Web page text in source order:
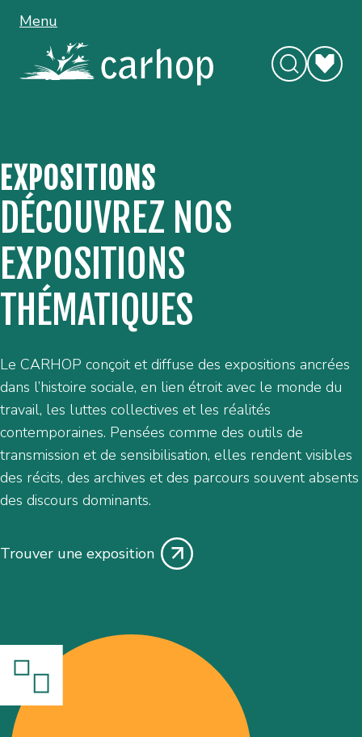
Menu
EXPOSITIONS
DÉCOUVREZ NOS
EXPOSITIONS
THÉMATIQUES
Le CARHOP conçoit et diffuse des expositions ancrées
dans l’histoire sociale, en lien étroit avec le monde du
travail, les luttes collectives et les réalités
contemporaines. Pensées comme des outils de
transmission et de sensibilisation, elles rendent visibles
des récits, des archives et des parcours souvent absents
des discours dominants.
Trouver une exposition